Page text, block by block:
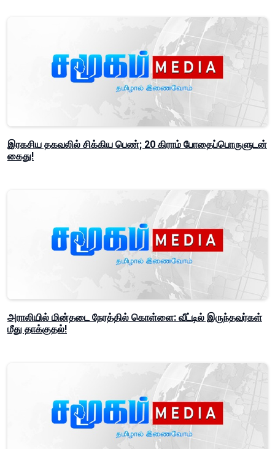
இரகசிய தகவலில் சிக்கிய பெண்; 20 கிராம் போதைப்பொருளுடன்
கைது!
அராலியில் மின்தடை நேரத்தில் கொள்ளை: வீட்டில் இருந்தவர்கள்
மீது தாக்குதல்!